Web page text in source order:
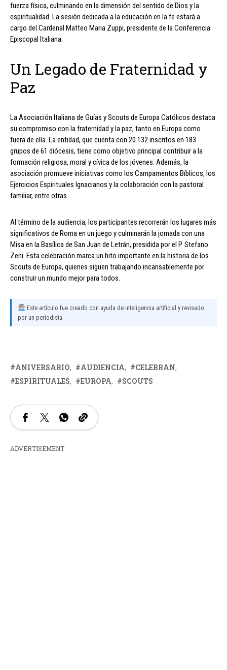
fuerza física, culminando en la dimensión del sentido de Dios y la
espiritualidad. La sesión dedicada a la educación en la fe estará a
cargo del Cardenal Matteo Maria Zuppi, presidente de la Conferencia
Episcopal Italiana.
Un Legado de Fraternidad y
Paz
La Asociación Italiana de Guías y Scouts de Europa Católicos destaca
su compromiso con la fraternidad y la paz, tanto en Europa como
fuera de ella. La entidad, que cuenta con 20.132 inscritos en 183
grupos de 61 diócesis, tiene como objetivo principal contribuir a la
formación religiosa, moral y cívica de los jóvenes. Además, la
asociación promueve iniciativas como los Campamentos Bíblicos, los
Ejercicios Espirituales Ignacianos y la colaboración con la pastoral
familiar, entre otras.
Al término de la audiencia, los participantes recorrerán los lugares más
significativos de Roma en un juego y culminarán la jornada con una
Misa en la Basílica de San Juan de Letrán, presidida por el P. Stefano
Zeni. Esta celebración marca un hito importante en la historia de los
Scouts de Europa, quienes siguen trabajando incansablemente por
construir un mundo mejor para todos.
Este artículo fue creado con ayuda de inteligencia artificial y revisado
por un periodista.
ANIVERSARIO AUDIENCIA
CELEBRAN
ESPIRITUALES
EUROPA SCOUTS
ADVERTISEMENT